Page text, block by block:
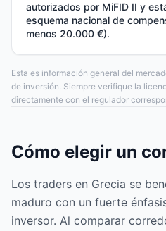
autorizados por MiFID II y
esquema nacional de
menos 20.000 €).
Esta es información general del
de inversión. Siempre verifique la
directamente con el regulador
Cómo elegir un
Los traders en Grecia se
maduro con un fuerte
inversor. Al comparar